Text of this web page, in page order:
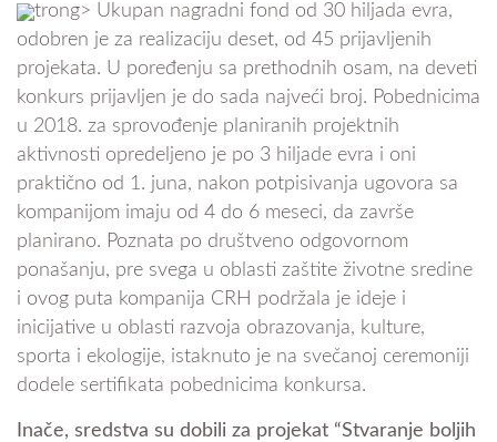
trong> Ukupan nagradni fond od 30 hiljada evra,
odobren je za realizaciju deset, od 45 prijavljenih
projekata. U poređenju sa prethodnih osam, na deveti
konkurs prijavljen je do sada najveći broj. Pobednicima
u 2018. za sprovođenje planiranih projektnih
aktivnosti opredeljeno je po 3 hiljade evra i oni
praktično od 1. juna, nakon potpisivanja ugovora sa
kompanijom imaju od 4 do 6 meseci, da završe
planirano. Poznata po društveno odgovornom
ponašanju, pre svega u oblasti zaštite životne sredine
i ovog puta kompanija CRH podržala je ideje i
inicijative u oblasti razvoja obrazovanja, kulture,
sporta i ekologije, istaknuto je na svečanoj ceremoniji
dodele sertifikata pobednicima konkursa.
Inače, sredstva su dobili za projekat “Stvaranje boljih